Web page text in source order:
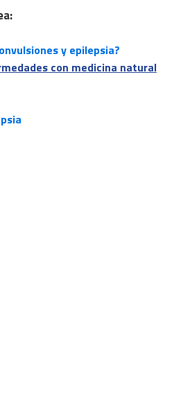
y epilepsia?
con medicina natural